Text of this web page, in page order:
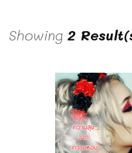
Showing 2